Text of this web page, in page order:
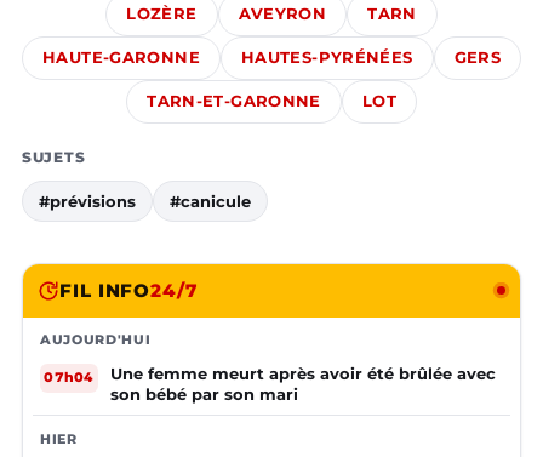
LOZÈRE AVEYRON TARN
HAUTE-GARONNE HAUTES-PYRÉNÉES GERS
TARN-ET-GARONNE LOT
SUJETS
#prévisions #canicule
FIL INFO24/7
AUJOURD'HUI
07h04
Une femme meurt après avoir été brûlée avec
son bébé par son mari
HIER